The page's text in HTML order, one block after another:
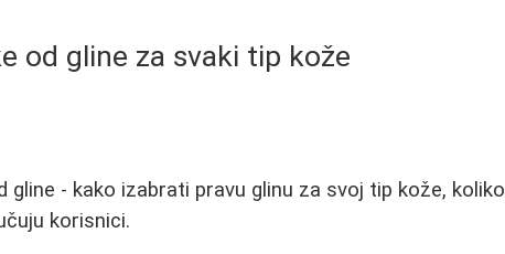
od gline za svaki tip kože
- kako izabrati pravu glinu za svoj tip kože, koliko
korisnici.